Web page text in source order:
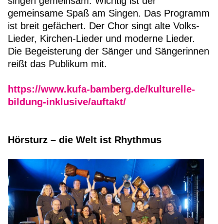
gemeinsame Spaß am Singen. Das Programm
ist breit gefächert. Der Chor singt alte Volks-
Lieder, Kirchen-Lieder und moderne Lieder.
Die Begeisterung der Sänger und Sängerinnen
reißt das Publikum mit.
https://www.kufa-bamberg.de/kulturelle-
bildung-inklusive/auftakt/
Hörsturz – die Welt ist Rhythmus